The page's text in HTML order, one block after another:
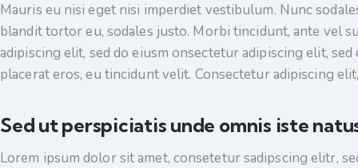
Mauris eu nisi eget nisi imperdiet vestibulum. Nunc
blandit tortor eu, sodales justo. Morbi tincidunt, ante vel
adipiscing elit, sed do eiusm onsectetur adipiscing elit,
placerat eros, eu tincidunt velit. Consectetur adipiscing
Sed ut perspiciatis unde omnis iste
Lorem ipsum dolor sit amet, consetetur sadipscing elitr,